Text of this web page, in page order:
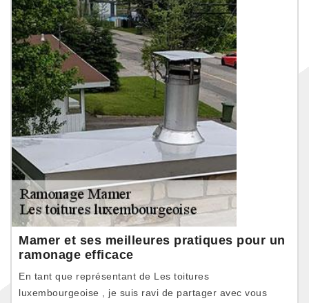
Mamer et ses meilleures pratiques pour un
ramonage efficace
En tant que représentant de Les toitures
luxembourgeoise , je suis ravi de partager avec vous